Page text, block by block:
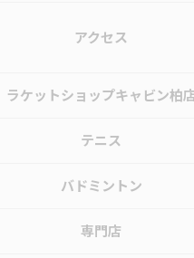
アクセス
ラケットショップキャビン柏
テニス
バドミントン
専門店